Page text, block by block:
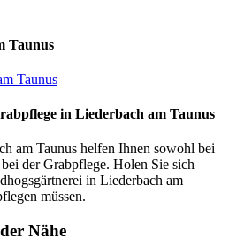
Taunus
Taunus
in Liederbach am Taunus
am Taunus helfen Ihnen sowohl bei
der Grabpflege. Holen Sie sich
in Liederbach am
müssen.
Nähe